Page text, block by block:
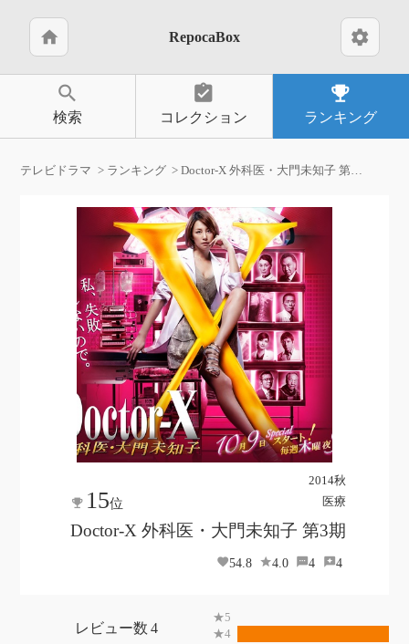
home RepocaBox settings
search
検索
assignment_turned_in
コレクション
emoji_events
ランキング
テレビドラマ ランキング
2014秋
医療
15位
Doctor-X 外科医・大門未知子 第3期
54.8 4.0 4 4
4